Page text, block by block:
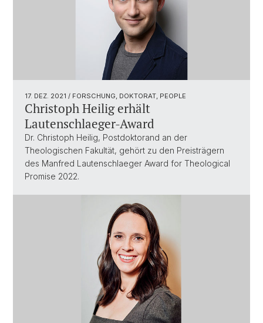
17. DEZ. 2021 / FORSCHUNG, DOKTORAT, PEOPLE
Christoph Heilig erhält
Lautenschlaeger-Award
Dr. Christoph Heilig, Postdoktorand an der
Theologischen Fakultät, gehört zu den Preisträgern
des Manfred Lautenschlaeger Award for Theological
Promise 2022.